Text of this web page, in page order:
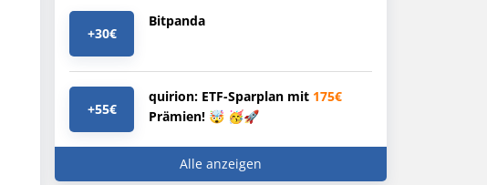
+30€
Bitpanda
+55€
quirion: ETF-Sparplan mit 175€
Prämien! 🤯 🥳🚀
Alle anzeigen